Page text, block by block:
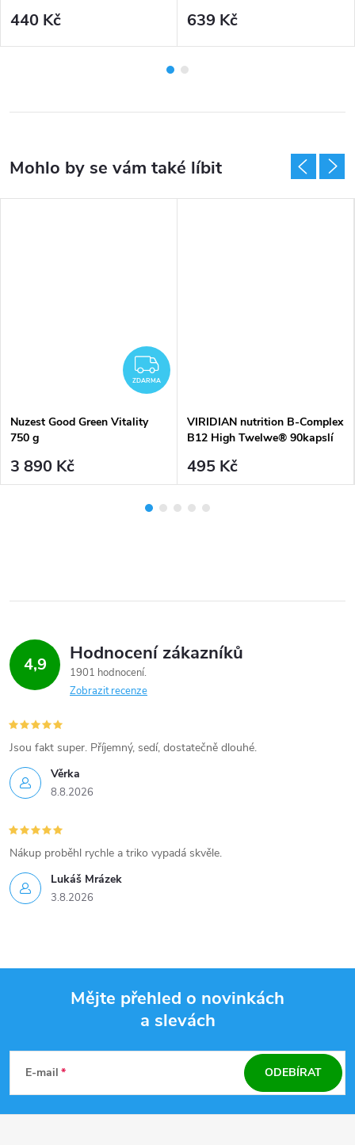
440 Kč 639 Kč
ZDARMA
ZDARMA
Nuzest Good Green Vitality
750 g
3 890 Kč
VIRIDIAN nutrition B-Complex
B12 High Twelwe® 90kapslí
495 Kč
4,9 Hodnocení zákazníků
1901 hodnocení
Zobrazit recenze
Věrka
8.8.2026
Jsou fakt super. Příjemný, sedí, dostatečně dlouhé.
Lukáš Mrázek
3.8.2026
Nákup proběhl rychle a triko vypadá skvěle.
p
Mějte přehled o novinkách
a slevách
E-mail ODEBÍRAT